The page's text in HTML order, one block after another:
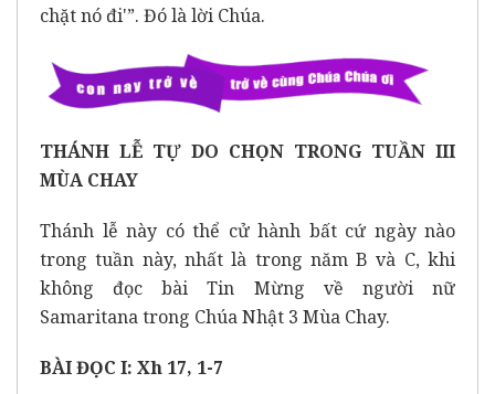
chặt nó đi'”. Đó là lời Chúa.
THÁNH LỄ TỰ DO CHỌN TRONG TUẦN III
MÙA CHAY
Thánh lễ này có thể cử hành bất cứ ngày nào
trong tuần này, nhất là trong năm B và C, khi
không đọc bài Tin Mừng về người nữ
Samaritana trong Chúa Nhật 3 Mùa Chay.
BÀI ĐỌC I: Xh 17, 1-7